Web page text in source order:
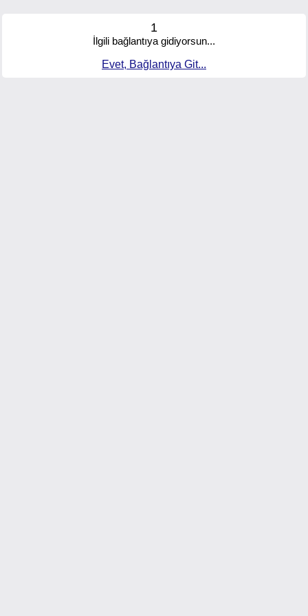
1
İlgili bağlantıya gidiyorsun...
Evet, Bağlantıya Git...